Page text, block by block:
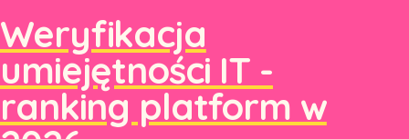
Weryfikacja
umiejętności IT -
ranking platform w